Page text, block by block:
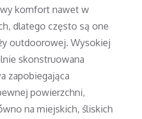
komfort nawet w
dlatego często są one
outdoorowej. Wysokiej
skonstruowana
zapobiegająca
powierzchni,
na miejskich, śliskich